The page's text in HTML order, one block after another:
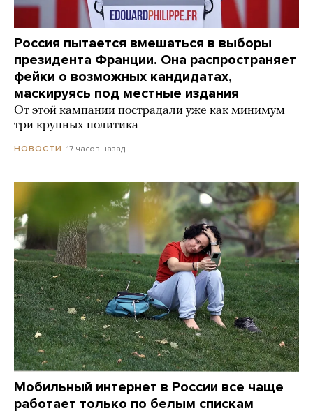
Россия пытается вмешаться в выборы
президента Франции. Она распространяет
фейки о возможных кандидатах,
маскируясь под местные издания
От этой кампании пострадали уже как минимум
три крупных политика
НОВОСТИ 17 часов назад
Мобильный интернет в России все чаще
работает только по белым спискам